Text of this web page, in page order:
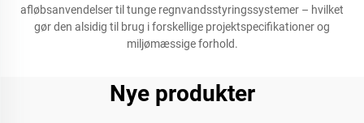
afløbsanvendelser til tunge regnvandsstyringssystemer – hvilket
gør den alsidig til brug i forskellige projektspecifikationer og
miljømæssige forhold.
Nye produkter